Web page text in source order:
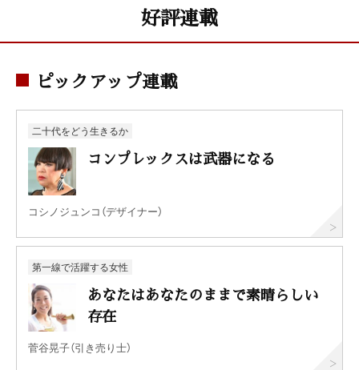
好評連載
ピックアップ連載
二十代をどう生きるか
コンプレックスは武器になる
コシノジュンコ（デザイナー）
第一線で活躍する女性
あなたはあなたのままで素晴らしい
存在
菅谷晃子（引き売り士）